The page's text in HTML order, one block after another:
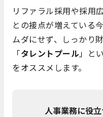
リファラル採用や採用
との接点が増えている
ムダにせず、しっかり
「タレントプール」と
をオススメします。
人事業務に役